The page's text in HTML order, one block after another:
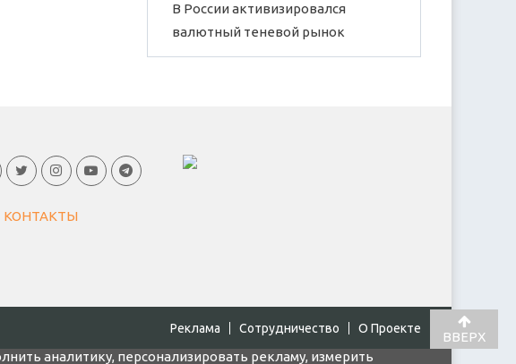
В России активизировался
валютный теневой рынок
КОНТАКТЫ
Реклама Cотрудничество О Проекте
ВВЕРХ
аналитику, персонализировать рекламу, измерить